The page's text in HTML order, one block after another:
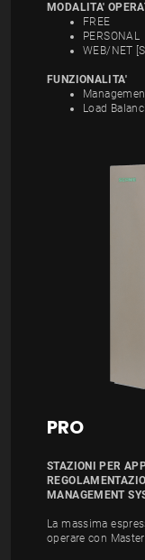
MODALITA'
FREE
PERSONAL
WEB/NET
FUNZIONALITA'
Load
PRO
STAZIONI PER
MANAGEMENT
La massima
operare con